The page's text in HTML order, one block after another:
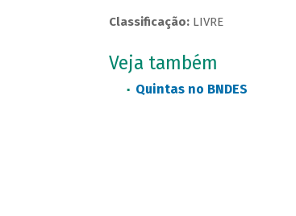
Classificação:LIVRE
Veja também
Quintas no BNDES